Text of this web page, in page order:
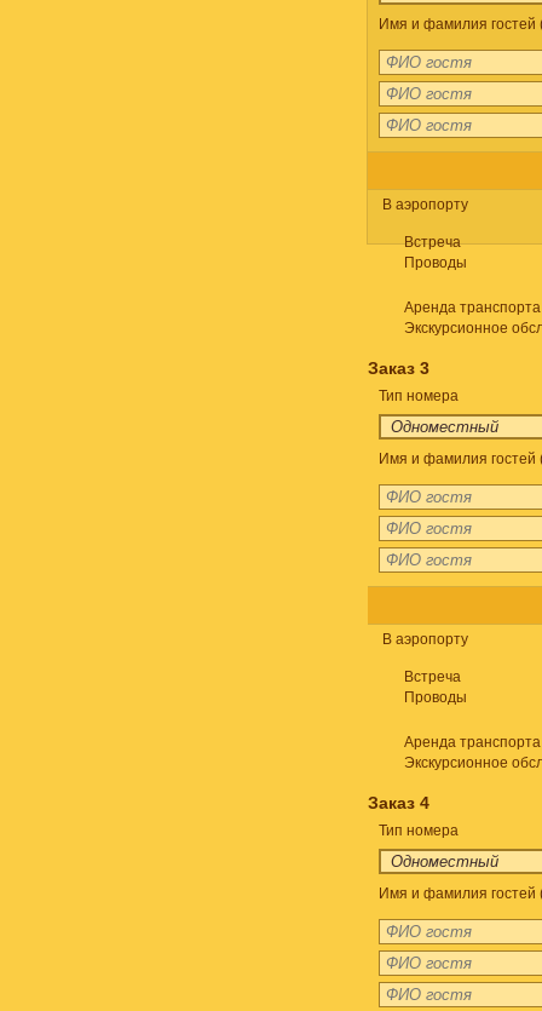
Имя и фамилия гостей
В аэропорту
Встреча
Проводы
Аренда транспорта
Экскурсионное
Заказ 3
Тип номера
Имя и фамилия гостей
В аэропорту
Встреча
Проводы
Аренда транспорта
Экскурсионное
Заказ 4
Тип номера
Имя и фамилия гостей